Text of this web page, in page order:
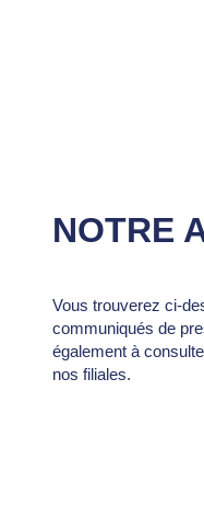
NOTRE
Vous trouverez ci-
communiqués de
également à
nos filiales.